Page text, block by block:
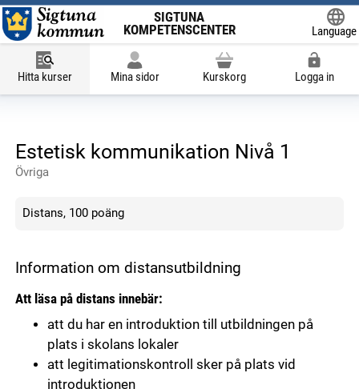
SIGTUNA
KOMPETENSCENTER
Language
Hitta kurser Mina sidor Kurskorg Logga in
Estetisk kommunikation Nivå 1
Övriga
Distans, 100 poäng
Information om distansutbildning
Att läsa på distans innebär:
att du har en introduktion till utbildningen på
plats i skolans lokaler
att legitimationskontroll sker på plats vid
introduktionen